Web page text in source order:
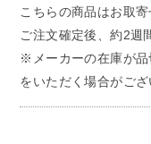
こちらの商品はお取寄
ご注文確定後、約2週
※メーカーの在庫が品
をいただく場合がござ